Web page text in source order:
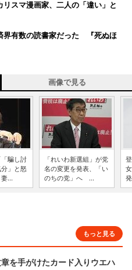
スマ漫画家、二人の「違い」と
界有数の読書家だった 『死ぬほ
画像で見る
騙し討
」と怒
...
「れいわ新選組」が党
名の変更を発表、「い
のちの党」へ ...
もっと見る
を手がけたカード入りウエハ